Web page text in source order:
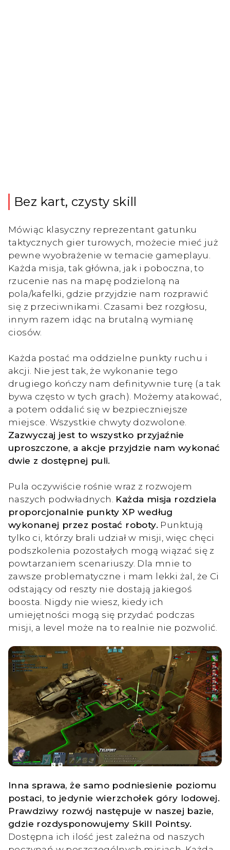
Bez kart, czysty skill
Mówiąc klasyczny reprezentant gatunku
taktycznych gier turowych, możecie mieć już
pewne wyobrażenie w temacie gameplayu.
Każda misja, tak główna, jak i poboczna, to
rzucenie nas na mapę podzieloną na
pola/kafelki, gdzie przyjdzie nam rozprawić
się z przeciwnikami. Czasami bez rozgłosu,
innym razem idąc na brutalną wymianę
ciosów.
Każda postać ma oddzielne punkty ruchu i
akcji. Nie jest tak, że wykonanie tego
drugiego kończy nam definitywnie turę (a tak
bywa często w tych grach). Możemy atakować,
a potem oddalić się w bezpieczniejsze
miejsce. Wszystkie chwyty dozwolone.
Zazwyczaj jest to wszystko przyjaźnie
uproszczone, a akcje przyjdzie nam wykonać
dwie z dostępnej puli.
Pula oczywiście rośnie wraz z rozwojem
naszych podwładnych. Każda misja rozdziela
proporcjonalnie punkty XP według
wykonanej przez postać roboty. Punktują
tylko ci, którzy brali udział w misji, więc chęci
podszkolenia pozostałych mogą wiązać się z
powtarzaniem scenariuszy. Dla mnie to
zawsze problematyczne i mam lekki żal, że Ci
odstający od reszty nie dostają jakiegoś
boosta. Nigdy nie wiesz, kiedy ich
umiejętności mogą się przydać podczas
misji, a level może na to realnie nie pozwolić.
Inna sprawa, że samo podniesienie poziomu
postaci, to jedynie wierzchołek góry lodowej.
Prawdziwy rozwój następuje w naszej bazie,
gdzie rozdysponowujemy Skill Pointsy.
Dostępna ich ilość jest zależna od naszych